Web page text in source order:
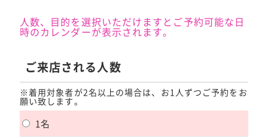
人数、目的を選択いただけますとご予約可能な日
時のカレンダーが表示されます。
ご来店される人数
※着用対象者が2名以上の場合は、お1人ずつご予約をお
願い致します。
1名